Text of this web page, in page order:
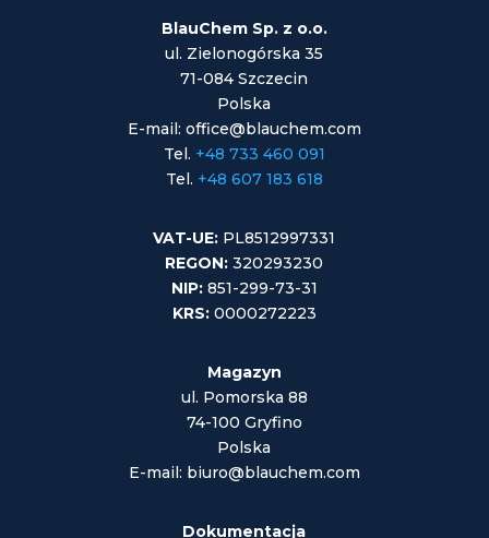
BlauChem Sp. z o.o.
ul. Zielonogórska 35
71-084 Szczecin
Polska
E-mail: office@blauchem.com
Tel. +48 733 460 091
Tel. +48 607 183 618
VAT-UE: PL8512997331
REGON: 320293230
NIP:851-299-73-31
KRS:0000272223
Magazyn
ul. Pomorska 88
74-100 Gryfino
Polska
E-mail: biuro@blauchem.com
Dokumentacja